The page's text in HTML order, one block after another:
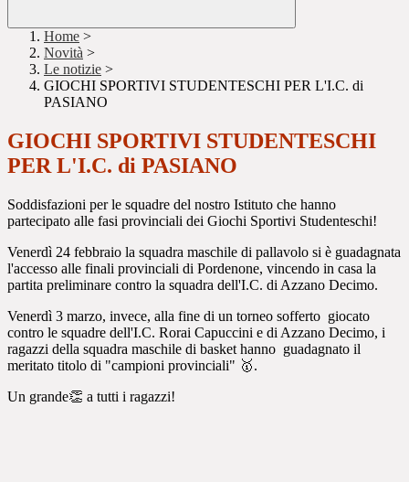
Home >
Novità >
Le notizie >
GIOCHI SPORTIVI STUDENTESCHI PER L'I.C. di
PASIANO
GIOCHI SPORTIVI STUDENTESCHI
PER L'I.C. di PASIANO
Soddisfazioni per le squadre del nostro Istituto che hanno
partecipato alle fasi provinciali dei Giochi Sportivi Studenteschi!
Venerdì 24 febbraio la squadra maschile di pallavolo si è guadagnata
l'accesso alle finali provinciali di Pordenone, vincendo in casa la
partita preliminare contro la squadra dell'I.C. di Azzano Decimo.
Venerdì 3 marzo, invece, alla fine di un torneo sofferto giocato
contro le squadre dell'I.C. Rorai Capuccini e di Azzano Decimo, i
ragazzi della squadra maschile di basket hanno guadagnato il
meritato titolo di "campioni provinciali" 🥇.
Un grande👏 a tutti i ragazzi!